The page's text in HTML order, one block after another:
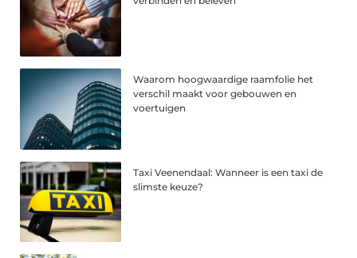
Waarom hoogwaardige raamfolie het
verschil maakt voor gebouwen en
voertuigen
Taxi Veenendaal: Wanneer is een taxi de
slimste keuze?